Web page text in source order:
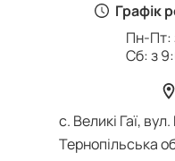
Графік
Пн-Пт:
Сб: з
с. Великі Гаї,
Тернопільська